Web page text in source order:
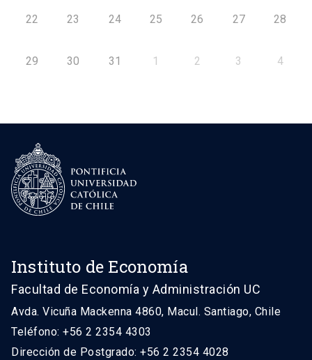
22 23 24 25 26 27 28
29 30 31 1 2 3 4
Instituto de Economía
Facultad de Economía y Administración UC
Avda. Vicuña Mackenna 4860, Macul. Santiago, Chile
Teléfono: +56 2 2354 4303
Dirección de Postgrado: +56 2 2354 4028